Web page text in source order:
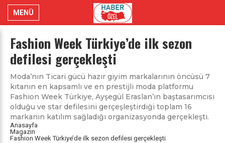
MENÜ
Fashion Week Türkiye’de ilk sezon
defilesi gerçekleşti
Moda’nın Ticari gücü hazır giyim markalarının öncüsü 7
kıtanın en kapsamlı ve en prestijli moda platformu
Fashion Week Türkiye, Ayşegül Eraslan’ın baştasarımcısı
olduğu ve star defilesini gerçeşleştirdiği toplam 16
markanın katılım sağladığı organizasyonda gerçekleşti.
Anasayfa
Magazin
Fashion Week Türkiye’de ilk sezon defilesi gerçekleşti